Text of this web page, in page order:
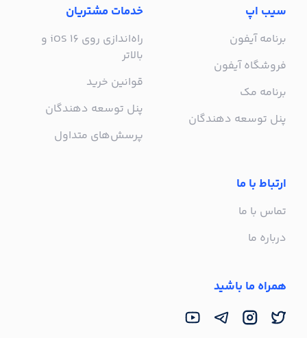
سیب اپ
برنامه آیفون
فروشگاه آیفون
برنامه مک
پنل توسعه دهندگان
خدمات مشتریان
راه‌اندازی روی iOS 16 و
بالاتر
قوانین خرید
پنل توسعه دهندگان
پرسش‌های متداول
ارتباط با ما
تماس با ما
درباره ما
همراه ما باشید